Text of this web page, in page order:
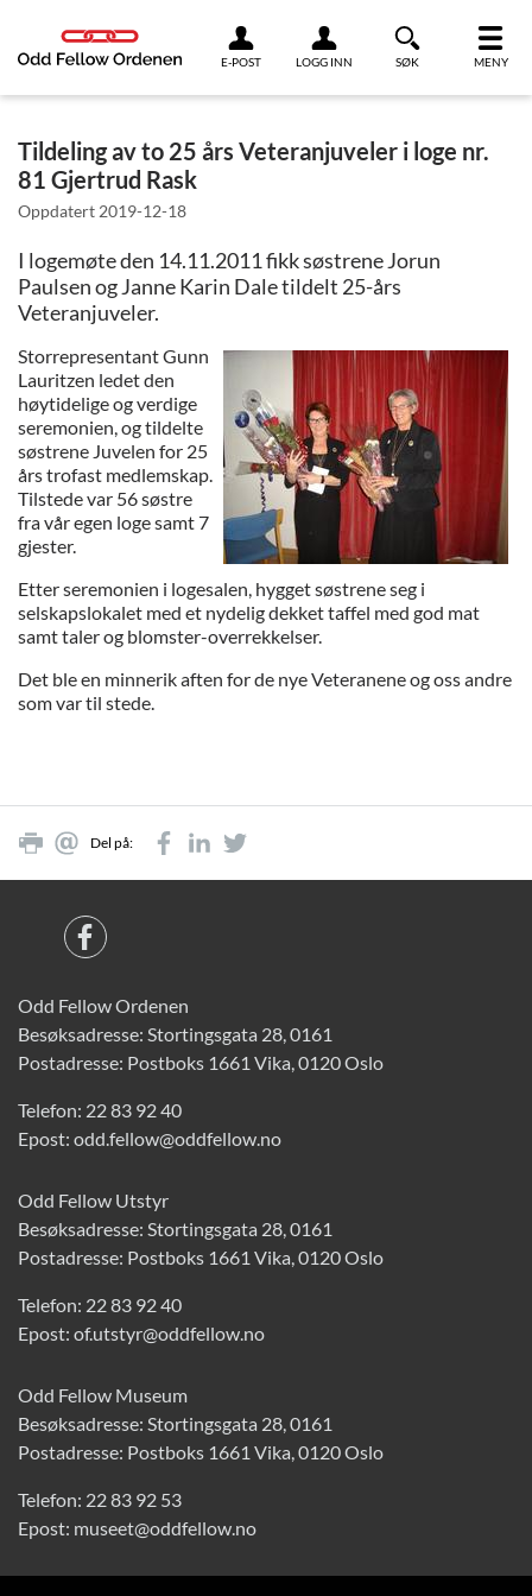
E-POST LOGG INN SØK MENY
Tildeling av to 25 års Veteranjuveler i loge nr.
81 Gjertrud Rask
Oppdatert 2019-12-18
I logemøte den 14.11.2011 fikk søstrene Jorun
Paulsen og Janne Karin Dale tildelt 25-års
Veteranjuveler.
Storrepresentant Gunn
Lauritzen ledet den
høytidelige og verdige
seremonien, og tildelte
søstrene Juvelen for 25
års trofast medlemskap.
Tilstede var 56 søstre
fra vår egen loge samt 7
gjester.
Etter seremonien i logesalen, hygget søstrene seg i
selskapslokalet med et nydelig dekket taffel med god mat
samt taler og blomster-overrekkelser.
Det ble en minnerik aften for de nye Veteranene og oss andre
som var til stede.
Del på:
Odd Fellow Ordenen
Besøksadresse: Stortingsgata 28, 0161
Postadresse: Postboks 1661 Vika, 0120 Oslo
Telefon: 22 83 92 40
Epost: odd.fellow@oddfellow.no
Odd Fellow Utstyr
Besøksadresse: Stortingsgata 28, 0161
Postadresse: Postboks 1661 Vika, 0120 Oslo
Telefon: 22 83 92 40
Epost: of.utstyr@oddfellow.no
Odd Fellow Museum
Besøksadresse: Stortingsgata 28, 0161
Postadresse: Postboks 1661 Vika, 0120 Oslo
Telefon: 22 83 92 53
Epost: museet@oddfellow.no